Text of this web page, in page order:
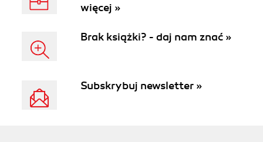
więcej »
Brak książki? - daj nam znać »
Subskrybuj newsletter »